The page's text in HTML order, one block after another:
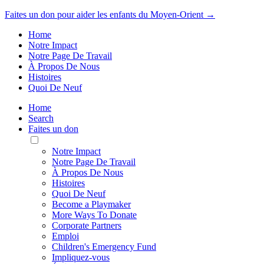
Faites un don pour aider les enfants du Moyen-Orient →
Home
Notre Impact
Notre Page De Travail
À Propos De Nous
Histoires
Quoi De Neuf
Home
Search
Faites un don
Toggle
Mobile
Menu
Notre Impact
Notre Page De Travail
À Propos De Nous
Histoires
Quoi De Neuf
Become a Playmaker
More Ways To Donate
Corporate Partners
Emploi
Children's Emergency Fund
Impliquez-vous